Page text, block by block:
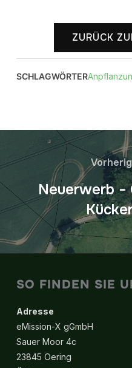
ZURÜCK
SCHLAGWÖRTER
Neuerwerb -
SO FINDEN SIE
Adresse
eMission-X gGmbH
Sauer Moor 4c
23845 Oering